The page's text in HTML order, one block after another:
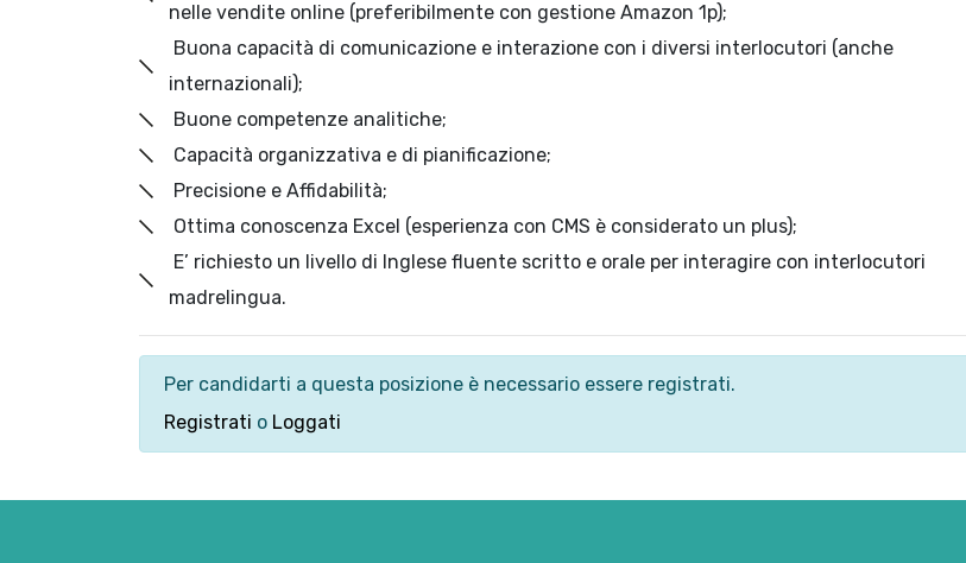
nelle vendite online (preferibilmente con gestione Amazon 1p);
Buona capacità di comunicazione e interazione con i diversi interlocutori (anche
internazionali);
Buone competenze analitiche;
Capacità organizzativa e di pianificazione;
Precisione e Affidabilità;
Ottima conoscenza Excel (esperienza con CMS è considerato un plus);
E’ richiesto un livello di Inglese fluente scritto e orale per interagire con interlocutori
madrelingua.
Per candidarti a questa posizione è necessario essere registrati.
Registrati o Loggati